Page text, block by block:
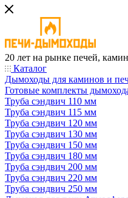
20 лет на рынке печей,
Каталог
Дымоходы для каминов и
Готовые комплекты
Труба сэндвич 110 мм
Труба сэндвич 115 мм
Труба сэндвич 120 мм
Труба сэндвич 130 мм
Труба сэндвич 150 мм
Труба сэндвич 180 мм
Труба сэндвич 200 мм
Труба сэндвич 220 мм
Труба сэндвич 250 мм